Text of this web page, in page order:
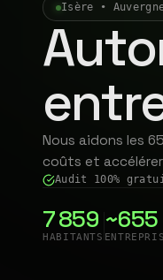
Isère •
Nous aidons les
coûts et
Audit 100%
7 859
HABITANTS
~655